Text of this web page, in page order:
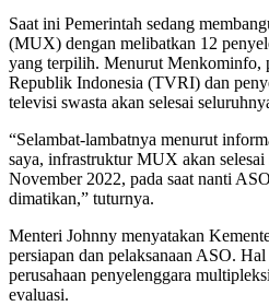
Saat ini Pemerintah sedang
(MUX) dengan melibatkan 12
yang terpilih. Menurut Menkominfo,
Republik Indonesia (TVRI) dan
televisi swasta akan selesai
“Selambat-lambatnya menurut
saya, infrastruktur MUX akan selesai
November 2022, pada saat nanti
dimatikan,” tuturnya.
Menteri Johnny menyatakan
persiapan dan pelaksanaan ASO.
perusahaan penyelenggara
evaluasi.